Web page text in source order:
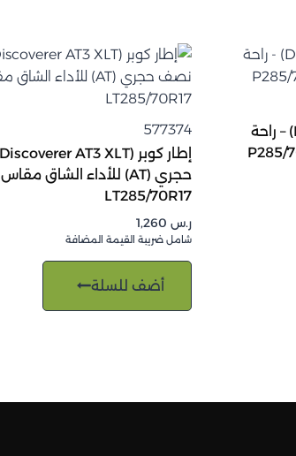
إطار كوبر (Discoverer AT3 4S) – راحة
577374
حجري (AT) للأداء الشاق مقاس
LT285/70R17
ر.س1,260
شامل ضريبة القيمة المضافة
أضف للسلة